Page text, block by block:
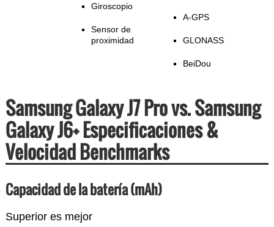
Giroscopio
Sensor de
proximidad
A-GPS
GLONASS
BeiDou
Samsung Galaxy J7 Pro vs. Samsung
Galaxy J6+ Especificaciones &
Velocidad Benchmarks
Capacidad de la batería (mAh)
Superior es mejor